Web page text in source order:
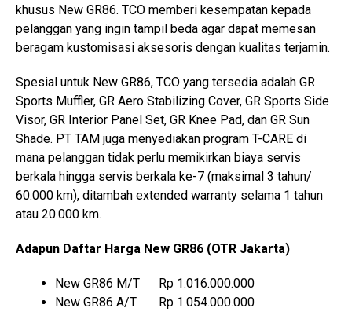
khusus New GR86. TCO memberi kesempatan kepada
pelanggan yang ingin tampil beda agar dapat memesan
beragam kustomisasi aksesoris dengan kualitas terjamin.
Spesial untuk New GR86, TCO yang tersedia adalah GR
Sports Muffler, GR Aero Stabilizing Cover, GR Sports Side
Visor, GR Interior Panel Set, GR Knee Pad, dan GR Sun
Shade. PT TAM juga menyediakan program T-CARE di
mana pelanggan tidak perlu memikirkan biaya servis
berkala hingga servis berkala ke-7 (maksimal 3 tahun/
60.000 km), ditambah extended warranty selama 1 tahun
atau 20.000 km.
Adapun Daftar Harga New GR86 (OTR Jakarta)
New GR86 M/T Rp 1.016.000.000
New GR86 A/T Rp 1.054.000.000